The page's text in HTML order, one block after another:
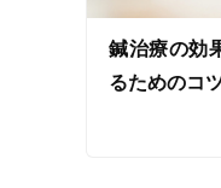
鍼治療の効
るためのコ